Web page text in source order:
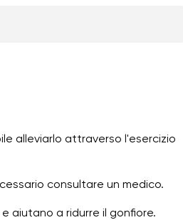
alleviarlo attraverso l'esercizio
consultare un medico.
aiutano a ridurre il gonfiore.